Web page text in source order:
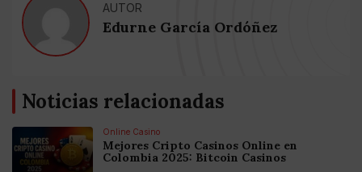
AUTOR
Edurne García Ordóñez
Noticias relacionadas
Online Casino
Mejores Cripto Casinos Online en
Colombia 2025: Bitcoin Casinos